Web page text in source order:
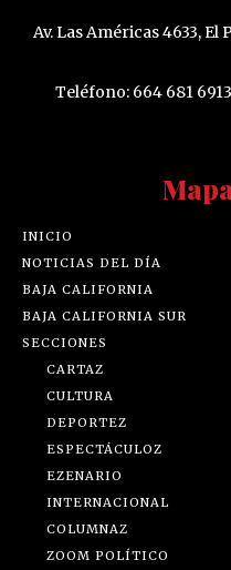
Av. Las Américas 4633, El
Teléfono: 664 681 6913
INICIO
NOTICIAS DEL DÍA
BAJA CALIFORNIA
BAJA CALIFORNIA SUR
SECCIONES
CARTAZ
CULTURA
DEPORTEZ
ESPECTÁCULOZ
EZENARIO
INTERNACIONAL
COLUMNAZ
ZOOM POLÍTICO